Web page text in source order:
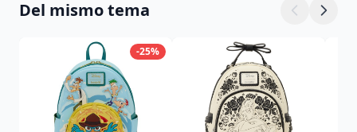
Del mismo tema
-25%